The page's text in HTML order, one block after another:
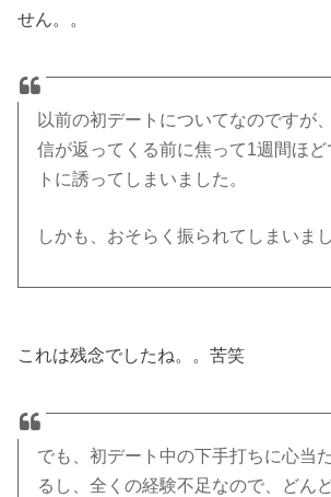
せん。。
以前の初デートについてなのですが
信が返ってくる前に焦って1週間ほ
トに誘ってしまいました。
しかも、おそらく振られてしまいま
これは残念でしたね。。苦笑
でも、初デート中の下手打ちに心当
るし、全くの経験不足なので、どん